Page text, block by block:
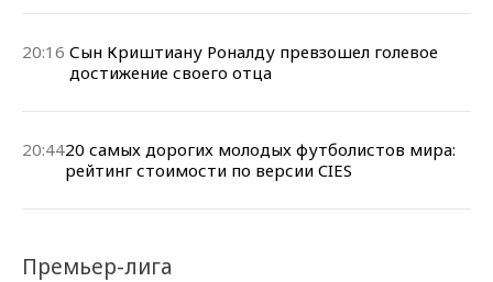
20:16 Сын Криштиану Роналду превзошел голевое
достижение своего отца
20:4420 самых дорогих молодых футболистов мира:
рейтинг стоимости по версии CIES
Премьер-лига